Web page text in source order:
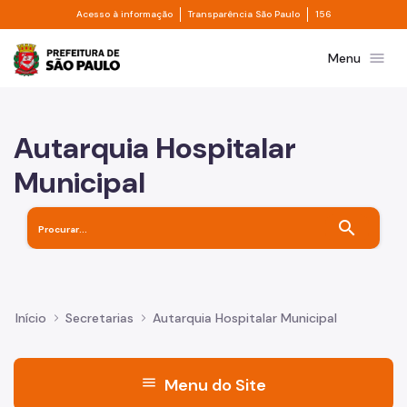
Pular para o Conteúdo principal
Acesso à informação Divisor de acesso à informação
Transparência São Paulo Divisor de
156
Prefeitura de São PauloMenu menu
Autarquia Hospitalar
Municipal
search
Início Secretarias Autarquia Hospitalar Municipal
menu Menu do Site